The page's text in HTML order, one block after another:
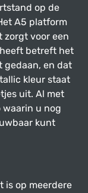
op de
A5 platform
zorgt voor een
betreft het
gedaan, en dat
kleur staat
uit. Al met
u nog
kunt
is op meerdere